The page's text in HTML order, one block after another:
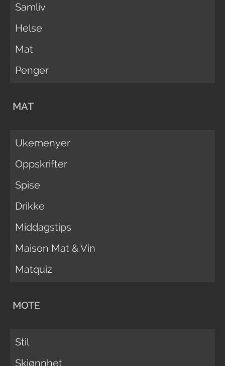
Samliv
Helse
Mat
Penger
MAT
Ukemenyer
Oppskrifter
Spise
Drikke
Middagstips
Maison Mat & Vin
Matquiz
MOTE
Stil
Skjønnhet